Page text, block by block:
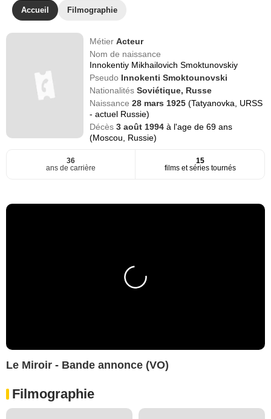
Accueil Filmographie
MétierActeur
Nom de naissance
Innokentiy Mikhailovich Smoktunovskiy
Pseudo Innokenti Smoktounovski
NationalitésSoviétique, Russe
Naissance28 mars 1925(Tatyanovka, URSS
- actuel Russie)
Décès3 août 1994à l'age de 69 ans
(Moscou, Russie)
36
ans de carrière
15
films et séries tournés
Le Miroir - Bande annonce (VO)
Filmographie